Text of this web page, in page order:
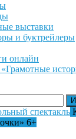
выставки
и буктрейлеры
онлайн
спектакль
6+